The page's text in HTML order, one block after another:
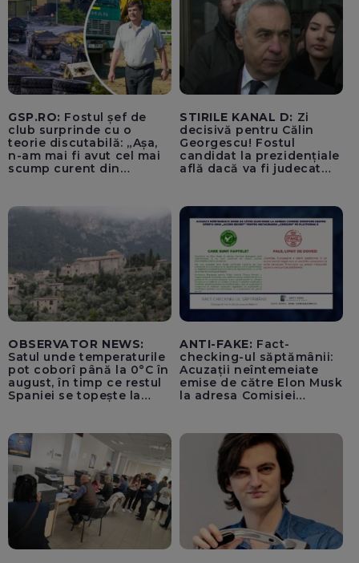
Băzăvan și Asociația
„Lupii Tricolori”
GSP.RO: Fostul șef de
club surprinde cu o
teorie discutabilă: „Așa,
n-am mai fi avut cel mai
scump curent din
STIRILE KANAL D: Zi
decisivă pentru Călin
Georgescu! Fostul
candidat la prezidențiale
află dacă va fi judecat
OBSERVATOR NEWS:
Satul unde temperaturile
pot coborî până la 0°C în
august, în timp ce restul
Spaniei se topește la
ANTI-FAKE: Fact-
checking-ul săptămânii:
Acuzații neîntemeiate
emise de către Elon Musk
la adresa Comisiei
pentru instaurarea
„cenzurii” pe platforma X